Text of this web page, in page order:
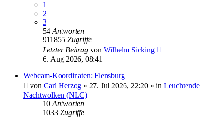
1
2
3
54 Antworten
911855 Zugriffe
Letzter Beitrag von Wilhelm Sicking
6. Aug 2026, 08:41
Webcam-Koordinaten: Flensburg
von Carl Herzog » 27. Jul 2026, 22:20 » in Leuchtende
Nachtwolken (NLC)
10 Antworten
1033 Zugriffe